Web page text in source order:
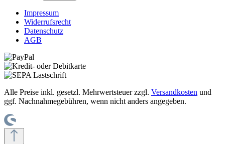
Impressum
Widerrufsrecht
Datenschutz
AGB
Alle Preise inkl. gesetzl. Mehrwertsteuer zzgl. Versandkosten und
ggf. Nachnahmegebühren, wenn nicht anders angegeben.